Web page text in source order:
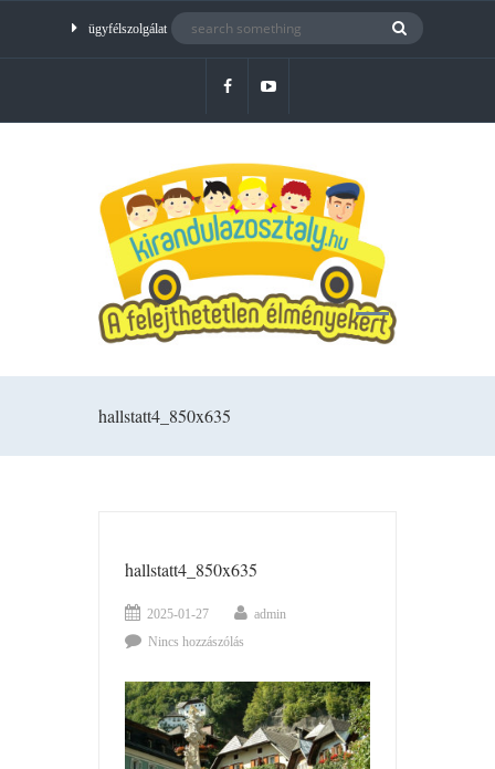
ügyfélszolgálat
hallstatt4_850x635
hallstatt4_850x635
2025-01-27
admin
Nincs hozzászólás